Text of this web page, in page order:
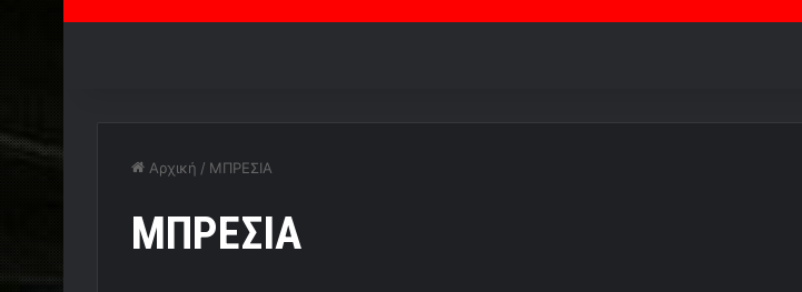
Αρχική / ΜΠΡΕΣΙΑ
ΜΠΡΕΣΙΑ